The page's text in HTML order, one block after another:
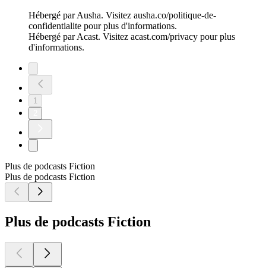
Hébergé par Ausha. Visitez ausha.co/politique-de-
confidentialite pour plus d'informations.
Hébergé par Acast. Visitez acast.com/privacy pour plus
d'informations.
1
Plus de podcasts Fiction
Plus de podcasts Fiction
Plus de podcasts Fiction